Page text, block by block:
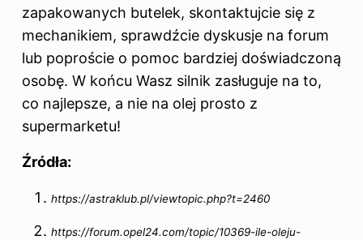
zapakowanych butelek, skontaktujcie się z
mechanikiem, sprawdźcie dyskusje na forum
lub poproście o pomoc bardziej doświadczoną
osobę. W końcu Wasz silnik zasługuje na to,
co najlepsze, a nie na olej prosto z
supermarketu!
Źródła:
https://astraklub.pl/viewtopic.php?t=2460
https://forum.opel24.com/topic/10369-ile-oleju-